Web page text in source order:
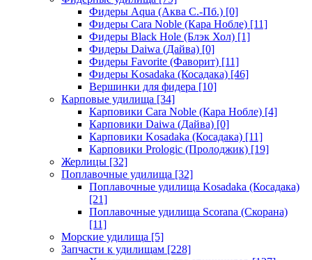
Фидеры Aqua (Аква С.-Пб.) [0]
Фидеры Cara Noble (Кара Нобле) [11]
Фидеры Black Hole (Блэк Хол) [1]
Фидеры Daiwa (Дайва) [0]
Фидеры Favorite (Фаворит) [11]
Фидеры Kosadaka (Косадака) [46]
Вершинки для фидера [10]
Карповые удилища [34]
Карповики Cara Noble (Кара Нобле) [4]
Карповики Daiwa (Дайва) [0]
Карповики Kosadaka (Косадака) [11]
Карповики Prologic (Пролоджик) [19]
Жерлицы [32]
Поплавочные удилища [32]
Поплавочные удилища Kosadaka (Косадака)
[21]
Поплавочные удилища Scorana (Скорана)
[11]
Морские удилища [5]
Запчасти к удилищам [228]